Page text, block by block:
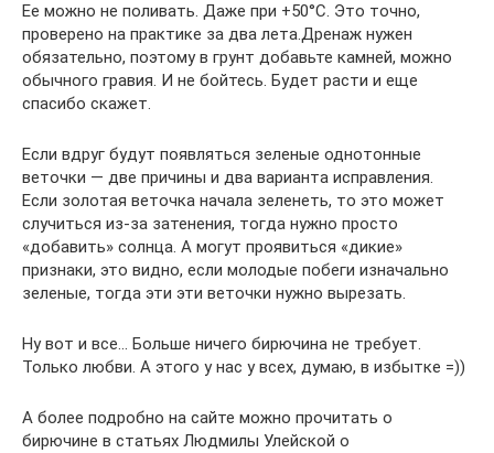
Ее можно не поливать. Даже при +50°C. Это точно,
проверено на практике за два лета.Дренаж нужен
обязательно, поэтому в грунт добавьте камней, можно
обычного гравия. И не бойтесь. Будет расти и еще
спасибо скажет.
Если вдруг будут появляться зеленые однотонные
веточки — две причины и два варианта исправления.
Если золотая веточка начала зеленеть, то это может
случиться из-за затенения, тогда нужно просто
«добавить» солнца. А могут проявиться «дикие»
признаки, это видно, если молодые побеги изначально
зеленые, тогда эти эти веточки нужно вырезать.
Ну вот и все… Больше ничего бирючина не требует.
Только любви. А этого у нас у всех, думаю, в избытке =))
А более подробно на сайте можно прочитать о
бирючине в статьях Людмилы Улейской о